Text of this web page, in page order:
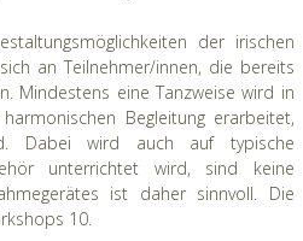
der irischen
an Teilnehmer/innen, die bereits
Mindestens eine Tanzweise wird in
Begleitung erarbeitet,
Dabei wird auch auf typische
unterrichtet wird, sind keine
ist daher sinnvoll. Die
10.